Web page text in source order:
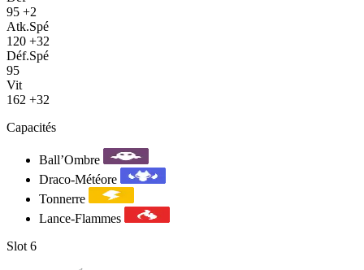
95 +2
Atk.Spé
120 +32
Déf.Spé
95
Vit
162 +32
Capacités
Ball’Ombre
Draco-Météore
Tonnerre
Lance-Flammes
Slot 6